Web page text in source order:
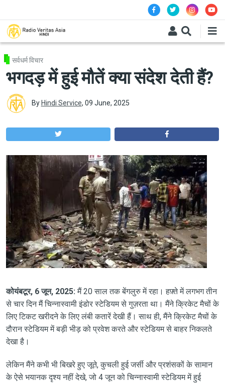
सर्वधर्म विचार
भगदड़ में हुई मौतें क्या संदेश देती हैं?
By Hindi Service, 09 June, 2025
कोयंबटूर, 6 जून, 2025: मैं 20 साल तक बेंगलुरु में रहा। हफ़्ते में लगभग तीन
से चार दिन मैं चिन्नास्वामी इंडोर स्टेडियम से गुज़रता था। मैंने क्रिकेट मैचों के
लिए टिकट खरीदने के लिए लंबी कतारें देखी हैं। साथ ही, मैंने क्रिकेट मैचों के
दौरान स्टेडियम में बड़ी भीड़ को प्रवेश करते और स्टेडियम से बाहर निकलते
देखा है।
लेकिन मैंने कभी भी बिखरे हुए जूते, कुचली हुई जर्सी और प्रशंसकों के सामान
के ऐसे भयानक दृश्य नहीं देखे, जो 4 जून को चिन्नास्वामी स्टेडियम में हुई